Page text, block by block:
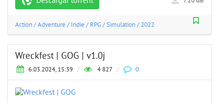
Action/Adventure / Indie / RPG/Simulation/ 2022
Wreckfest | GOG | v1.0j
6.03.2024, 15:39 / 4 827 / 0